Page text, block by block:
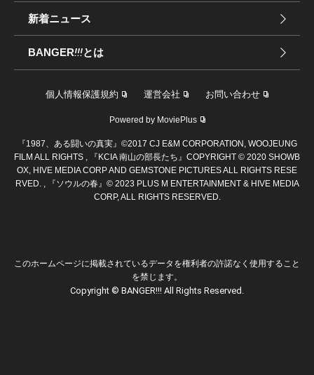
新着ニュース
BANGER!!!とは
個人情報保護規約 運営会社 お問い合わせ
Powered by MoviePlus
『1987、ある闘いの真実』©2017 CJ E&M CORPORATION, WOOJEUNG
FILM ALL RIGHTS , 『KCIA 南山の部長たち』COPYRIGHT © 2020 SHOWB
OX, HIVE MEDIA CORP AND GEMSTONE PICTURES ALL RIGHTS RESE
RVED. , 『ソウルの春』© 2023 PLUS M ENTERTAINMENT & HIVE MEDIA
CORP, ALL RIGHTS RESERVED.
このホームページに掲載されているデータを権利者の許諾なく使用すること
を禁じます。
Copyright © BANGER!!! All Rights Reserved.